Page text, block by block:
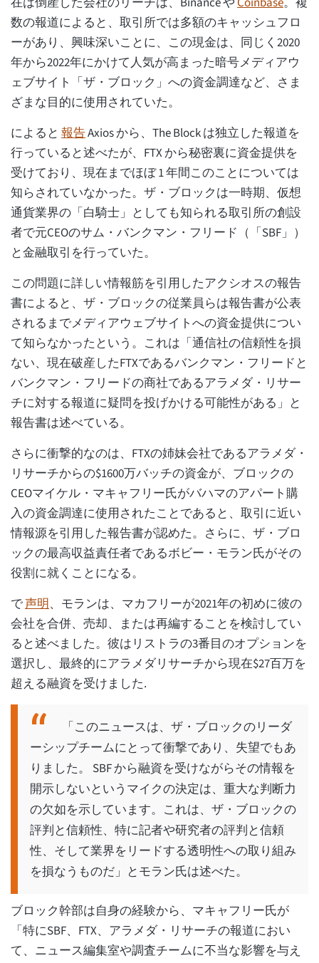
数の報道によると、取引所では多額のキャッシュフロ
ーがあり、興味深いことに、この現金は、同じく2020
年から2022年にかけて人気が高まった暗号メディアウ
ェブサイト「ザ・ブロック」への資金調達など、さま
ざまな目的に使用されていた。
によると 報告Axios から、The Block は独立した報道を
行っていると述べたが、FTX から秘密裏に資金提供を
受けており、現在までほぼ 1 年間このことについては
知らされていなかった。ザ・ブロックは一時期、仮想
通貨業界の「白騎士」としても知られる取引所の創設
者で元CEOのサム・バンクマン・フリード（「SBF」）
と金融取引を行っていた。
この問題に詳しい情報筋を引用したアクシオスの報告
書によると、ザ・ブロックの従業員らは報告書が公表
されるまでメディアウェブサイトへの資金提供につい
て知らなかったという。これは「通信社の信頼性を損
ない、現在破産したFTXであるバンクマン・フリードと
バンクマン・フリードの商社であるアラメダ・リサー
チに対する報道に疑問を投げかける可能性がある」と
報告書は述べている。
さらに衝撃的なのは、FTXの姉妹会社であるアラメダ・
リサーチからの$1600万バッチの資金が、ブロックの
CEOマイケル・マキャフリー氏がバハマのアパート購
入の資金調達に使用されたことであると、取引に近い
情報源を引用した報告書が認めた。さらに、ザ・ブロ
ックの最高収益責任者であるボビー・モラン氏がその
役割に就くことになる。
で声明、モランは、マカフリーが2021年の初めに彼の
会社を合併、売却、または再編することを検討してい
ると述べました。彼はリストラの3番目のオプションを
選択し、最終的にアラメダリサーチから現在$27百万を
超える融資を受けました.
「このニュースは、ザ・ブロックのリーダ
ーシップチームにとって衝撃であり、失望でもあ
りました。 SBF から融資を受けながらその情報を
開示しないというマイクの決定は、重大な判断力
の欠如を示しています。これは、ザ・ブロックの
評判と信頼性、特に記者や研究者の評判と信頼
性、そして業界をリードする透明性への取り組み
を損なうものだ」とモラン氏は述べた。
ブロック幹部は自身の経験から、マキャフリー氏が
「特にSBF、FTX、アラメダ・リサーチの報道におい
て、ニュース編集室や調査チームに不当な影響を与え